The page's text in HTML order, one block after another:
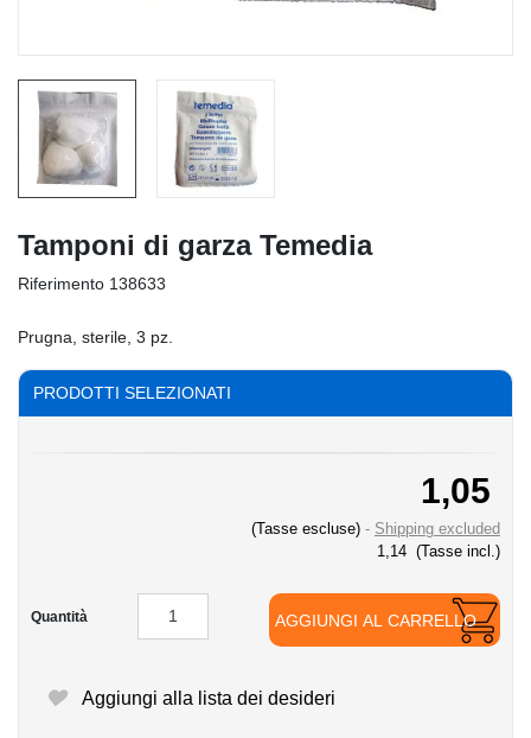
Tamponi di garza Temedia
Riferimento 138633
Prugna, sterile, 3 pz.
PRODOTTI SELEZIONATI
1,05
(Tasse escluse)
Shipping excluded
1,14 (Tasse incl.)
Quantità AGGIUNGI AL CARRELLO
Aggiungi alla lista dei desideri